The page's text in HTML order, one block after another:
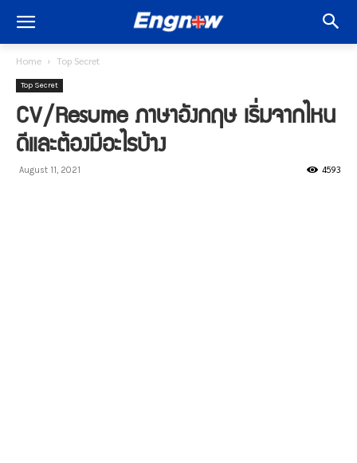
Home Top Secret
Top Secret
CV/Resume ภาษาอังกฤษ เริ่มจากไหน
ดีและต้องมีอะไรบ้าง
August 11, 2021 4593